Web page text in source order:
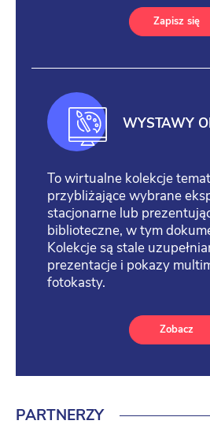
Zapisz się
WYSTAWY
To wirtualne kolekcje
przybliżające wybrane
stacjonarne lub
biblioteczne, w tym
Kolekcje są stale
prezentacje i pokazy
fotokasty.
Zobacz
PARTNERZY